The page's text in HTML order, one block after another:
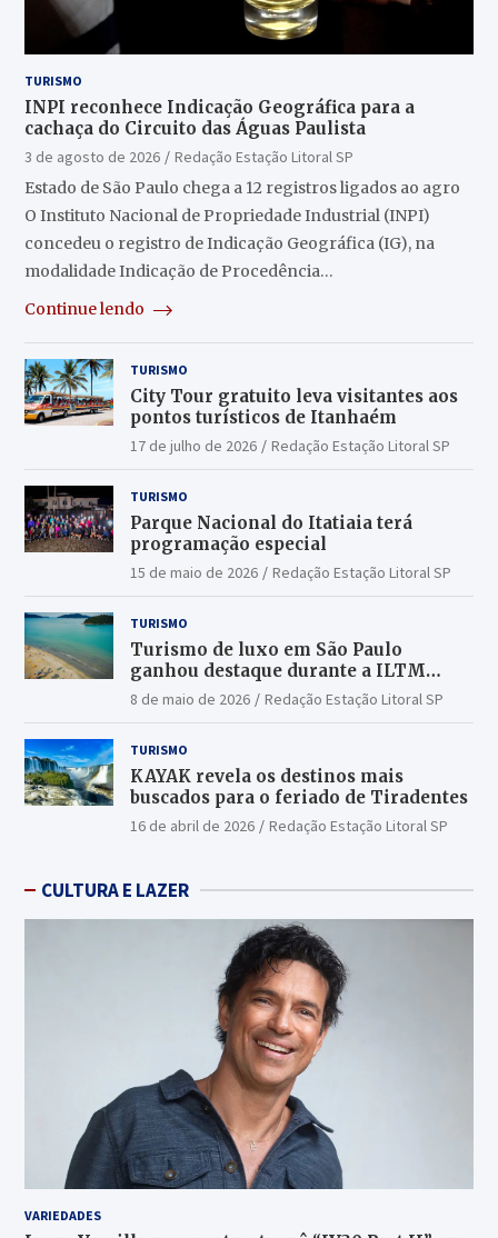
TURISMO
INPI reconhece Indicação Geográfica para a
cachaça do Circuito das Águas Paulista
3 de agosto de 2026
Redação Estação Litoral SP
Estado de São Paulo chega a 12 registros ligados ao agro
O Instituto Nacional de Propriedade Industrial (INPI)
concedeu o registro de Indicação Geográfica (IG), na
modalidade Indicação de Procedência…
Continue lendo
TURISMO
City Tour gratuito leva visitantes aos
pontos turísticos de Itanhaém
17 de julho de 2026 Redação Estação Litoral SP
TURISMO
Parque Nacional do Itatiaia terá
programação especial
15 de maio de 2026 Redação Estação Litoral SP
TURISMO
Turismo de luxo em São Paulo
ganhou destaque durante a ILTM
Latin America 2026
8 de maio de 2026 Redação Estação Litoral SP
TURISMO
KAYAK revela os destinos mais
buscados para o feriado de Tiradentes
16 de abril de 2026 Redação Estação Litoral SP
CULTURA E LAZER
VARIEDADES